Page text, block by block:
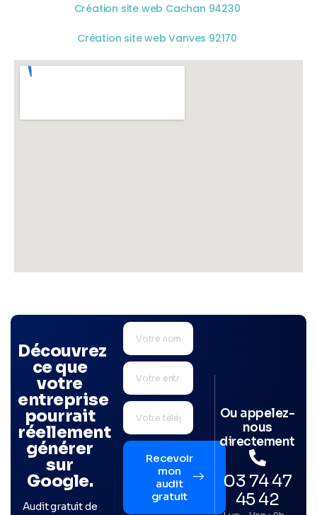
Création site web Cachan 94230
Création site web Vanves 92170
Découvrez
ce que
votre
entreprise
pourrait
réellement
générer
sur
Google.
Audit gratuit de
Recevoir
mon
audit
gratuit
Ou appelez-
nous
directement
03 74 47
45 42